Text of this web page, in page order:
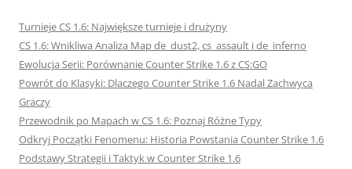
Turnieje CS 1.6: Największe turnieje i drużyny
CS 1.6: Wnikliwa Analiza Map de_dust2, cs_assault i de_inferno
Ewolucja Serii: Porównanie Counter Strike 1.6 z CS:GO
Powrót do Klasyki: Dlaczego Counter Strike 1.6 Nadal Zachwyca
Graczy
Przewodnik po Mapach w CS 1.6: Poznaj Różne Typy
Odkryj Początki Fenomenu: Historia Powstania Counter Strike 1.6
Podstawy Strategii i Taktyk w Counter Strike 1.6